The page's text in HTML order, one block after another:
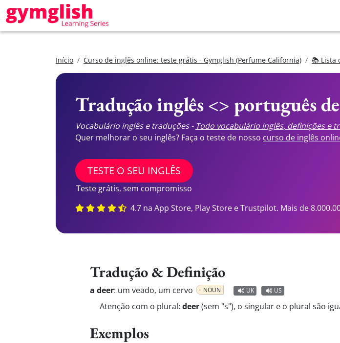
Início Curso de inglês online: teste grátis - Gymglish (Perfume California) 📚 Lista
Tradução inglês <> português de
Vocabulário inglês e traduções - Todo vocabulário inglês, definições e
Quer melhorar o seu inglês? Faça o teste de nosso curso de inglês
TESTE O SEU INGLÊS
Teste grátis, sem compromisso
4.7 na App Store, Play Store e Trustpilot. Mais de
Tradução & Definição
a deer: um veado, um cervo NOUN UK US
Atenção com o plural: deer(sem "s"), o singular e o plural são
Exemplos